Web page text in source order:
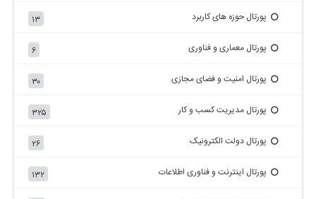
پورتال حوزه های کاربرد
۱۳
پورتال معماری و فناوری
۶
پورتال امنیت و فضای مجازی
۳۰
پورتال مدیریت کسب و کار
۳۲۵
پورتال دولت الکترونیک
۲۶
پورتال اینترنت و فناوری اطلاعات
۱۳۲